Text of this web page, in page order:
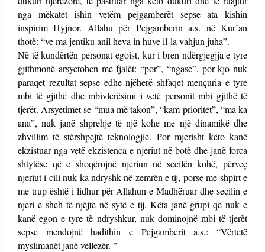
nga mëkatet ishin vetëm pejgamberët sepse ata kishin
inspirim Hyjnor. Allahu për Pejgamberin a.s. në Kur’an
thotë: “ve ma jentiku anil heva in huve il-la vahjun juha”.
Në të kundërtën personat egoist, kur i bren ndërgjegjja e tyre
gjithmonë arsyetohen me fjalët: “por”, “ngase”, por kjo nuk
paraqet rezultat sepse edhe njëherë shfaqet mençuria e tyre
mbi të gjithë dhe mbivlerësimi i vetë personit mbi gjithë të
tjerët. Arsyetimet se “mua më takon”, “kam prioritet”, “ma ka
ana”, nuk janë shprehje të një kohe me një dinamikë dhe
zhvillim të stërshpejtë teknologjie. Por mjerisht këto kanë
ekzistuar nga vetë ekzistenca e njeriut në botë dhe janë forca
shtytëse që e shoqërojnë njeriun në secilën kohë, përveç
njeriut i cili nuk ka ndryshk në zemrën e tij, porse me shpirt e
me trup është i lidhur për Allahun e Madhëruar dhe secilin e
njeri e sheh të njëjtë në sytë e tij. Këta janë grupi që nuk e
kanë egon e tyre të ndryshkur, nuk dominojnë mbi të tjerët
sepse mendojnë hadithin e Pejgamberit a.s.: “Vërtetë
myslimanët janë vëllezër. ”